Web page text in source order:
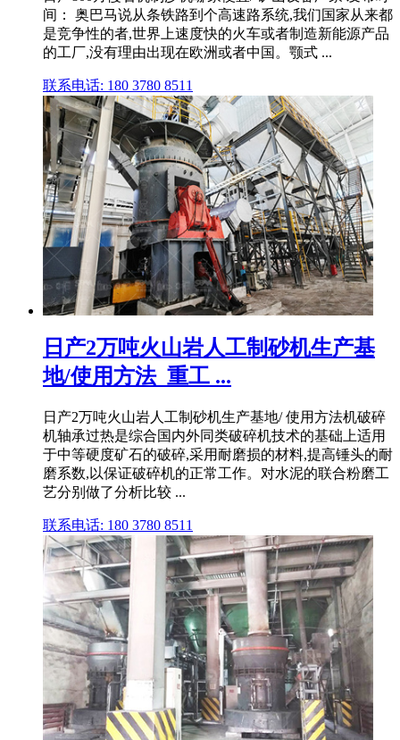
间： 奥巴马说从条铁路到个高速路系统,我们国家从来都
是竞争性的者,世界上速度快的火车或者制造新能源产品
的工厂,没有理由出现在欧洲或者中国。颚式 ...
联系电话: 180 3780 8511
日产2万吨火山岩人工制砂机生产基
地/使用方法_重工 ...
日产2万吨火山岩人工制砂机生产基地/ 使用方法机破碎
机轴承过热是综合国内外同类破碎机技术的基础上适用
于中等硬度矿石的破碎,采用耐磨损的材料,提高锤头的耐
磨系数,以保证破碎机的正常工作。对水泥的联合粉磨工
艺分别做了分析比较 ...
联系电话: 180 3780 8511